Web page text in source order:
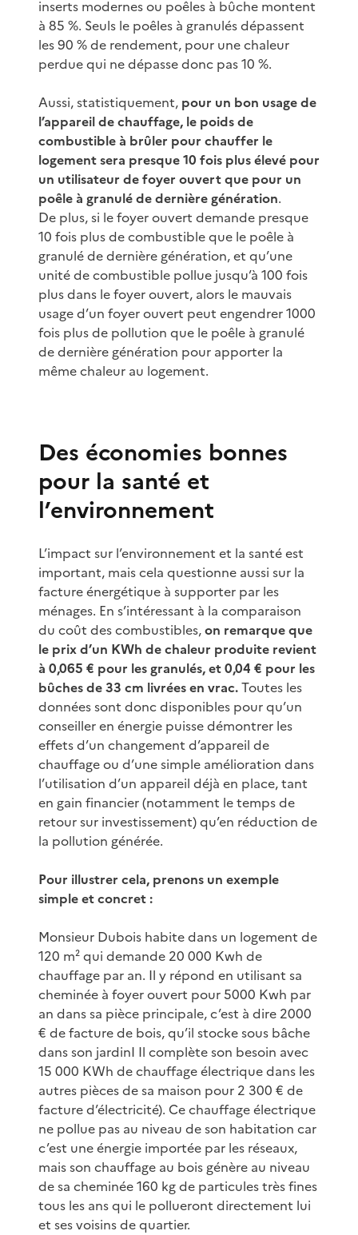
inserts modernes ou poêles à bûche montent
à 85 %. Seuls le poêles à granulés dépassent
les 90 % de rendement, pour une chaleur
perdue qui ne dépasse donc pas 10 %.
Aussi, statistiquement, pour un bon usage de
l’appareil de chauffage, le poids de
combustible à brûler pour chauffer le
logement sera presque 10 fois plus élevé pour
un utilisateur de foyer ouvert que pour un
poêle à granulé de dernière génération.
De plus, si le foyer ouvert demande presque
10 fois plus de combustible que le poêle à
granulé de dernière génération, et qu’une
unité de combustible pollue jusqu’à 100 fois
plus dans le foyer ouvert, alors le mauvais
usage d’un foyer ouvert peut engendrer 1000
fois plus de pollution que le poêle à granulé
de dernière génération pour apporter la
même chaleur au logement.
Des économies bonnes
pour la santé et
l’environnement
L’impact sur l’environnement et la santé est
important, mais cela questionne aussi sur la
facture énergétique à supporter par les
ménages. En s’intéressant à la comparaison
du coût des combustibles,on remarque que
le prix d’un KWh de chaleur produite revient
à 0,065 € pour les granulés, et 0,04 € pour les
bûches de 33 cm livrées en vrac.Toutes les
données sont donc disponibles pour qu’un
conseiller en énergie puisse démontrer les
effets d’un changement d’appareil de
chauffage ou d’une simple amélioration dans
l’utilisation d’un appareil déjà en place, tant
en gain financier (notamment le temps de
retour sur investissement) qu’en réduction de
la pollution générée.
Pour illustrer cela, prenons un exemple
simple et concret :
Monsieur Dubois habite dans un logement de
120 m² qui demande 20 000 Kwh de
chauffage par an. Il y répond en utilisant sa
cheminée à foyer ouvert pour 5000 Kwh par
an dans sa pièce principale, c’est à dire 2000
€ de facture de bois, qu’il stocke sous bâche
dans son jardinI Il complète son besoin avec
15 000 KWh de chauffage électrique dans les
autres pièces de sa maison pour 2 300 € de
facture d’électricité). Ce chauffage électrique
ne pollue pas au niveau de son habitation car
c’est une énergie importée par les réseaux,
mais son chauffage au bois génère au niveau
de sa cheminée 160 kg de particules très fines
tous les ans qui le pollueront directement lui
et ses voisins de quartier.